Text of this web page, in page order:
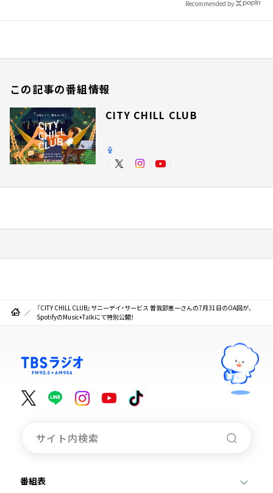
Recommended by
この記事の番組情報
CITY CHILL CLUB
『CITY CHILL CLUB』サニーデイ・サービス 曽我部恵一さんの7月31日のOA回が、
SpotifyのMusic+Talkにて特別公開！
番組表